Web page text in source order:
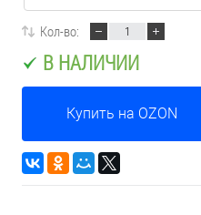
Кол-во:
В НАЛИЧИИ
Купить на OZON